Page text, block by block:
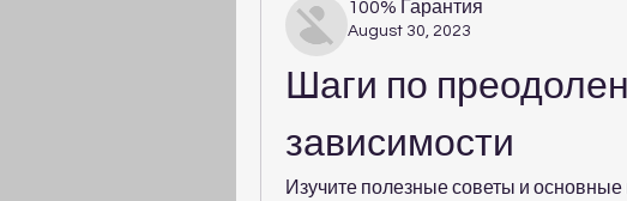
100% Гарантия
August 30, 2023
Шаги по
зависимости
Изучите полезные советы и